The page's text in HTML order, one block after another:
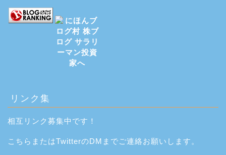
リンク集
相互リンク募集中です！
こちら またはTwitterのDMまでご連絡お願いします。